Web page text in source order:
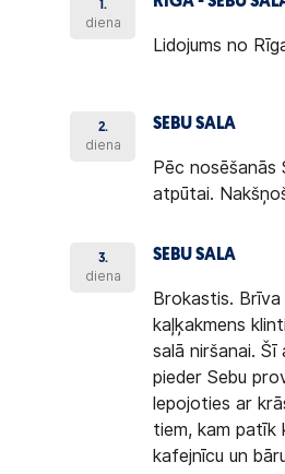
1.
diena
Lidojums no
2.
diena
SEBU SALA
Pēc nosēšanās
atpūtai.
3.
diena
SEBU SALA
Brokastis. Brīva
kaļķakmens
salā niršanai.
pieder Sebu
lepojoties ar
tiem, kam patīk
kafejnīcu un